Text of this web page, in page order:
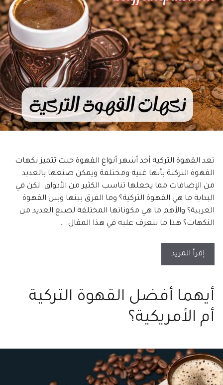
تعد القهوة التركية أحد أشهر أنواع القهوة حيث تتميز نكهات
القهوة التركية بأنها غنية ومختلفة ويمكن صنعها بالعديد
من الإضافات مما يجعلها تناسب الكثير من الأذواق. لكن في
البداية ما هي القهوة التركية؟ وما الفرق بينها وبين القهوة
العربية؟ والأهم ما هي مكوناتها المختلفة لصنع العديد من
النكهات؟ هذا ما نتعرف عليه في هذا المقال. …
إقرأ المزيد
أيهما أفضل القهوة التركية
أم الأمريكية؟